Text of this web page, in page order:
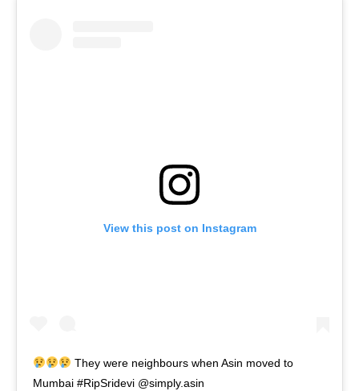
View this post on Instagram
They were neighbours when Asin moved to
Mumbai #RipSridevi @simply.asin